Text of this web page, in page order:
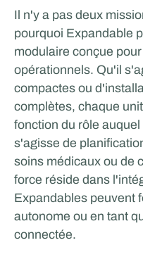
Il n'y a pas deux
pourquoi Expandable
modulaire conçue
opérationnels. Qu'il
compactes ou
complètes, chaque
fonction du rôle
s'agisse de
soins médicaux ou de
force réside dans
Expandables peuvent
autonome ou en tant
connectée.